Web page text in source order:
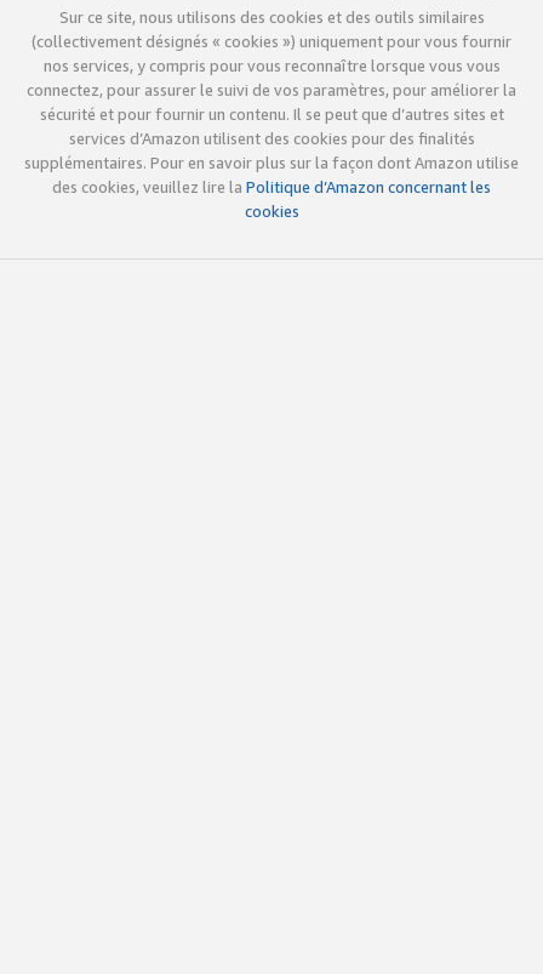
Sur ce site, nous utilisons des cookies et des outils similaires
(collectivement désignés « cookies ») uniquement pour vous fournir
nos services, y compris pour vous reconnaître lorsque vous vous
connectez, pour assurer le suivi de vos paramètres, pour améliorer la
sécurité et pour fournir un contenu. Il se peut que d’autres sites et
services d’Amazon utilisent des cookies pour des finalités
supplémentaires. Pour en savoir plus sur la façon dont Amazon utilise
des cookies, veuillez lire la Politique d’Amazon concernant les
cookies